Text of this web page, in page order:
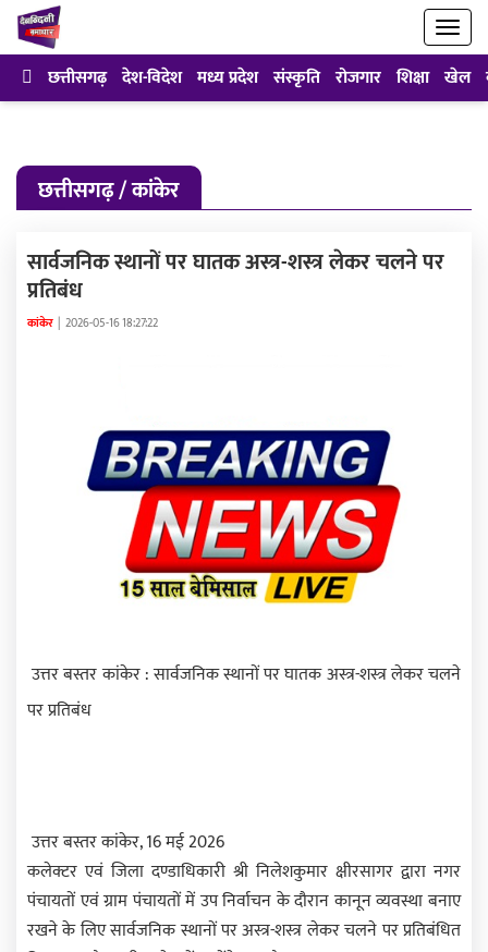
छत्तीसगढ़ देश-विदेश मध्य प्रदेश संस्कृति रोजगार शिक्षा खेल
छत्तीसगढ़ / कांकेर
सार्वजनिक स्थानों पर घातक अस्त्र-शस्त्र लेकर चलने पर
प्रतिबंध
कांकेर | 2026-05-16 18:27:22
उत्तर बस्तर कांकेर : सार्वजनिक स्थानों पर घातक अस्त्र-शस्त्र लेकर चलने
पर प्रतिबंध
उत्तर बस्तर कांकेर, 16 मई 2026
कलेक्टर एवं जिला दण्डाधिकारी श्री निलेशकुमार क्षीरसागर द्वारा नगर
पंचायतों एवं ग्राम पंचायतों में उप निर्वाचन के दौरान कानून व्यवस्था बनाए
रखने के लिए सार्वजनिक स्थानों पर अस्त्र-शस्त्र लेकर चलने पर प्रतिबंधित